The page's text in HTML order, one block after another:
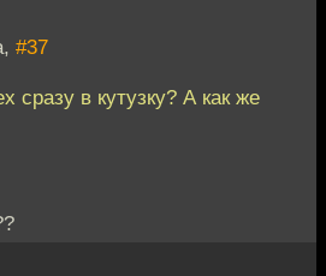
#37
сразу в кутузку? А как же